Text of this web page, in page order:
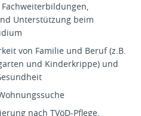
Unterstützung beim
von Familie und Beruf (z.B.
und Kinderkrippe) und
nach TVöD-Pflege,